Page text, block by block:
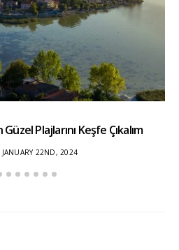
Plajlarını Keşfe Çıkalım
22ND, 2024